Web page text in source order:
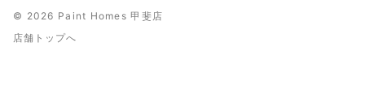
© 2026 Paint Homes 甲斐店
店舗トップへ